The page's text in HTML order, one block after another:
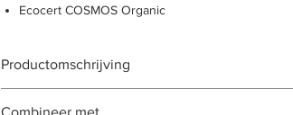
Ecocert COSMOS Organic
Geschikt voor alle huidtypes
Natuurlijk oorsprong van totaal: 99%
Biologische oorsprong van totaal
Productomschrijving